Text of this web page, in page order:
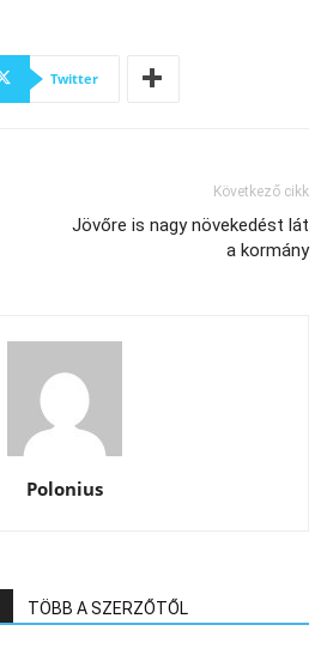
Twitter
Következő cikk
Jövőre is nagy növekedést lát
a kormány
Polonius
TÖBB A SZERZŐTŐL